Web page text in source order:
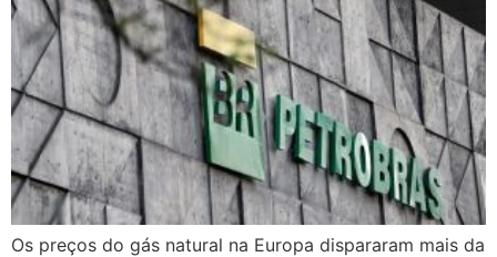
Os preços do gás natural na Europa dispararam mais da